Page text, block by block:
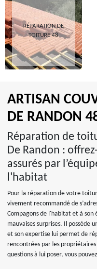
RÉPARATION DE
TOITURE 48
ARTISAN
DE RANDON
Réparation de
De Randon :
assurés par
l'habitat
Pour la réparation de votre
vivement recommandé de
Compagons de l'habitat et à son
mauvaises surprises. Il possède
et son expertise lui permet de
rencontrées par les propriétaires
questions à lui poser, vous